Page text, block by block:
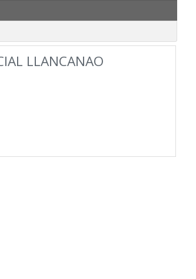
LLANCANAO